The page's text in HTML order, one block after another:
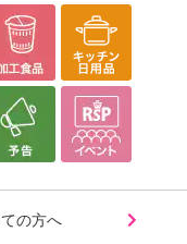
ん。
お届けする商品セット
ださい。
など含む）等により、
お届け商品と多少異な
料の表記が旧表記の場
の方へ